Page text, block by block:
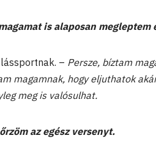
is alaposan megleptem
– Persze, bíztam
magamnak, hogy eljuthatok
meg is valósulhat.
az egész versenyt.